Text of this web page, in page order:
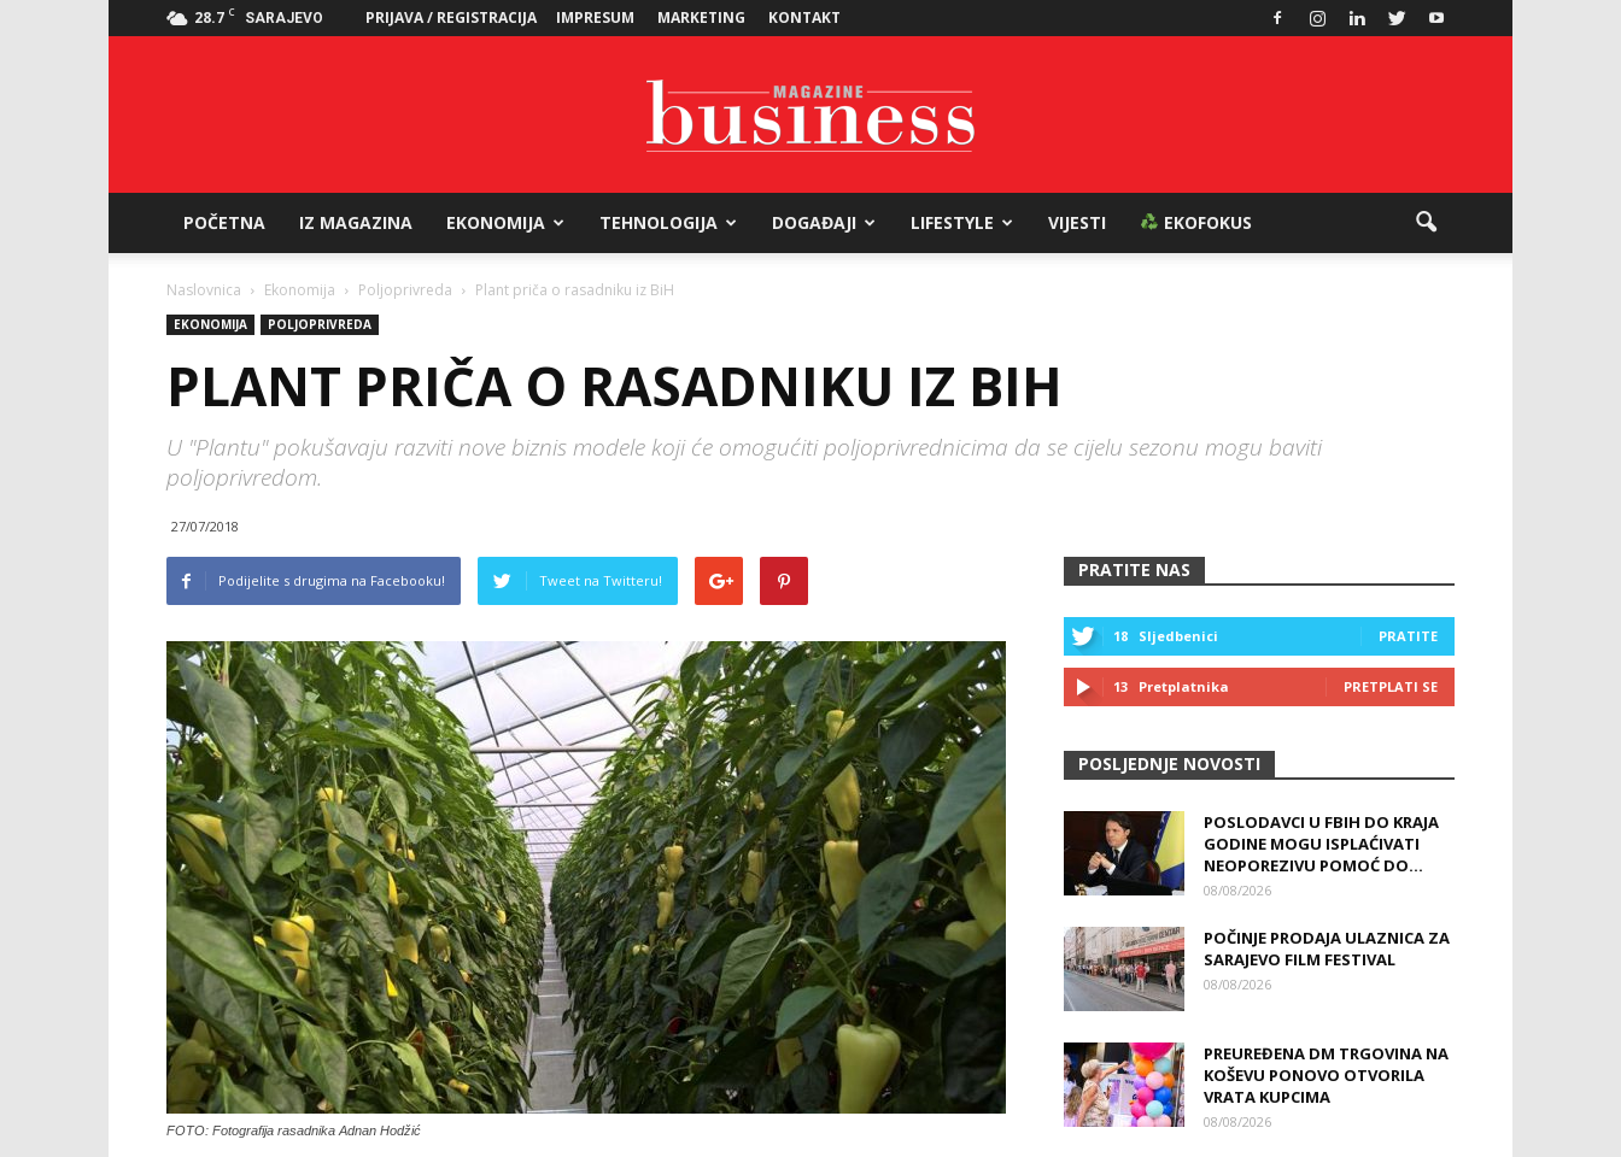
28.7 C SARAJEVO PRIJAVA / REGISTRACIJA IMPRESUM MARKETING KONTAKT
Magazine
POČETNA IZ MAGAZINA EKONOMIJA TEHNOLOGIJA DOGAĐAJI LIFESTYLE VIJESTI EKOFOKUS
Naslovnica Ekonomija Poljoprivreda Plant priča o rasadniku iz BiH
EKONOMIJA POLJOPRIVREDA
PLANT PRIČA O RASADNIKU IZ BIH
U "Plantu" pokušavaju razviti nove biznis modele koji će omogućiti poljoprivrednicima da se cijelu sezonu mogu baviti
poljoprivredom.
27/07/2018
Podijelite s drugima na Facebooku! Tweet na Twitteru!
FOTO: Fotografija rasadnika Adnan Hodžić
PRATITE NAS
18 Sljedbenici PRATITE
13 Pretplatnika PRETPLATI SE
POSLJEDNJE NOVOSTI
POSLODAVCI U FBIH DO KRAJA
GODINE MOGU ISPLAĆIVATI
NEOPOREZIVU POMOĆ DO...
08/08/2026
POČINJE PRODAJA ULAZNICA ZA
SARAJEVO FILM FESTIVAL
08/08/2026
PREUREĐENA DM TRGOVINA NA
KOŠEVU PONOVO OTVORILA
VRATA KUPCIMA
08/08/2026